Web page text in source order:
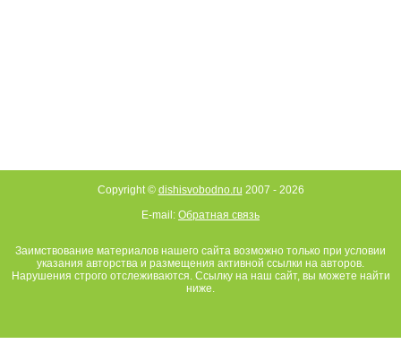
Copyright © dishisvobodno.ru 2007 - 2026
E-mail: Обратная связь
Заимствование материалов нашего сайта возможно только при условии
указания авторства и размещения активной ссылки на авторов.
Нарушения строго отслеживаются. Ссылку на наш сайт, вы можете найти
ниже.